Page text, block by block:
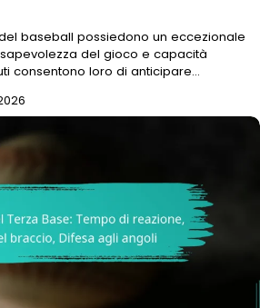
baseball possiedono un eccezionale
del gioco e capacità
consentono loro di anticipare…